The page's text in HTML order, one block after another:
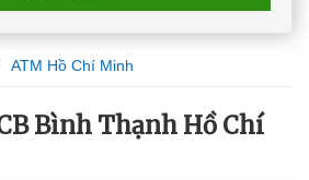
ATM Hồ Chí Minh
Bình Thạnh Hồ Chí